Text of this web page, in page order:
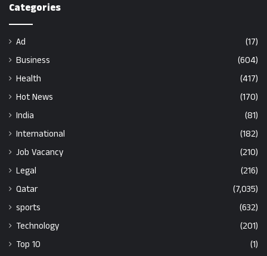
Categories
Ad
(17)
Business
(604)
Health
(417)
Hot News
(170)
India
(81)
International
(182)
Job Vacancy
(210)
Legal
(216)
Qatar
(7,035)
sports
(632)
Technology
(201)
Top 10
(1)